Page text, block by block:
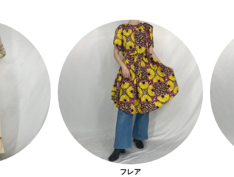
フレア